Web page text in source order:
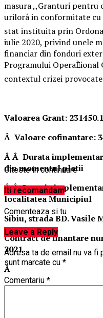
masura ,,Granturi pentru
urilorâ in conformitate
stat instituita prin
iulie 2020, privind unele
financiar din fonduri
Programului OperaÈional
contextul crizei provocate
Valoarea Grant:
Â Valoare cofinantare:
Â Â Durata
din momentul platii
Â Â Locatia
localitatea Municipiul
Sibiu, strada BD. Vasile
Contract de finantare
2021
Â
Proiectul este cofinantat
OPERATIONAL
Citeste in continuare
Iti recomandam
Comenteaza si tu
Leave a Reply
Adresa ta de email nu va fi
sunt marcate cu *
Comentariu *